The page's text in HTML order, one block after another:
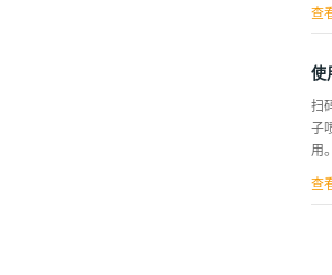
盖
氢
底
这
查
使
扫
子
用
查